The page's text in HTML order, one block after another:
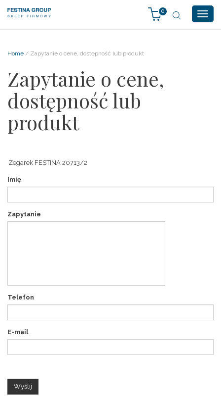
0
Home / Zapytanie o cene, dostępność lub produkt
Zapytanie o cene,
dostępność lub
produkt
Imię
Zapytanie
Telefon
E-mail
Wyślij